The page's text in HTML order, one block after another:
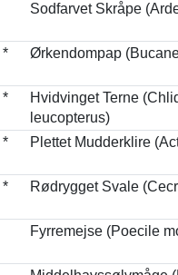
Sodfarvet Skråpe
* Ørkendompap
*
Hvidvinget Terne
leucopterus)
* Plettet Mudderklire
* Rødrygget Svale
Fyrremejse (Poecile